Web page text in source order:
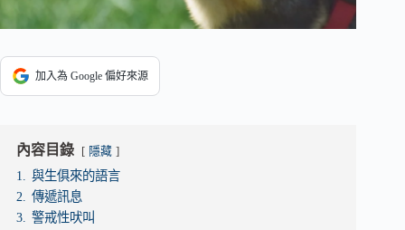
加入為 Google 偏好來源
內容目錄 隱藏
1. 與生俱來的語言
2. 傳遞訊息
3. 警戒性吠叫